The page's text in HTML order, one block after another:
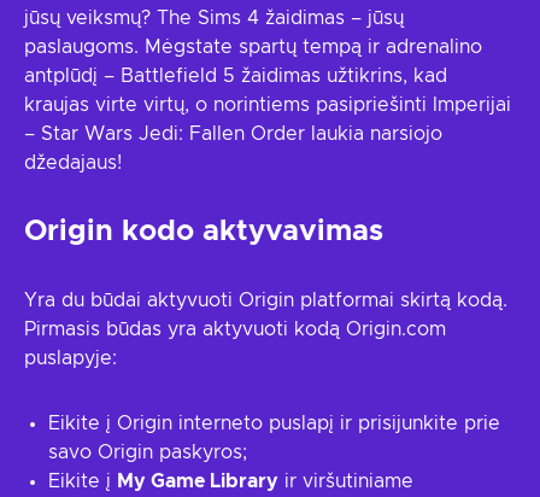
jūsų veiksmų? The Sims 4 žaidimas – jūsų
paslaugoms. Mėgstate spartų tempą ir adrenalino
antplūdį – Battlefield 5 žaidimas užtikrins, kad
kraujas virte virtų, o norintiems pasipriešinti Imperijai
– Star Wars Jedi: Fallen Order laukia narsiojo
džedajaus!
Origin kodo aktyvavimas
Yra du būdai aktyvuoti Origin platformai skirtą kodą.
Pirmasis būdas yra aktyvuoti kodą Origin.com
puslapyje:
Eikite į Origin interneto puslapį ir prisijunkite prie
savo Origin paskyros;
Eikite į My Game Library ir viršutiniame